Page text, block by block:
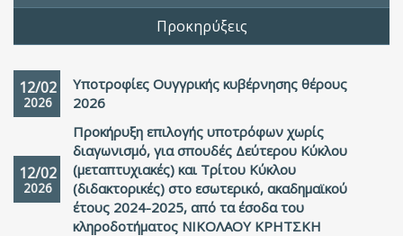
Προκηρύξεις
12/02
2026
Υποτροφίες Ουγγρικής κυβέρνησης θέρους
2026
12/02
2026
Προκήρυξη επιλογής υποτρόφων χωρίς
διαγωνισμό, για σπουδές Δεύτερου Κύκλου
(μεταπτυχιακές) και Τρίτου Κύκλου
(διδακτορικές) στο εσωτερικό, ακαδημαϊκού
έτους 2024-2025, από τα έσοδα του
κληροδοτήματος ΝΙΚΟΛΑΟΥ ΚΡΗΤΣΚΗ